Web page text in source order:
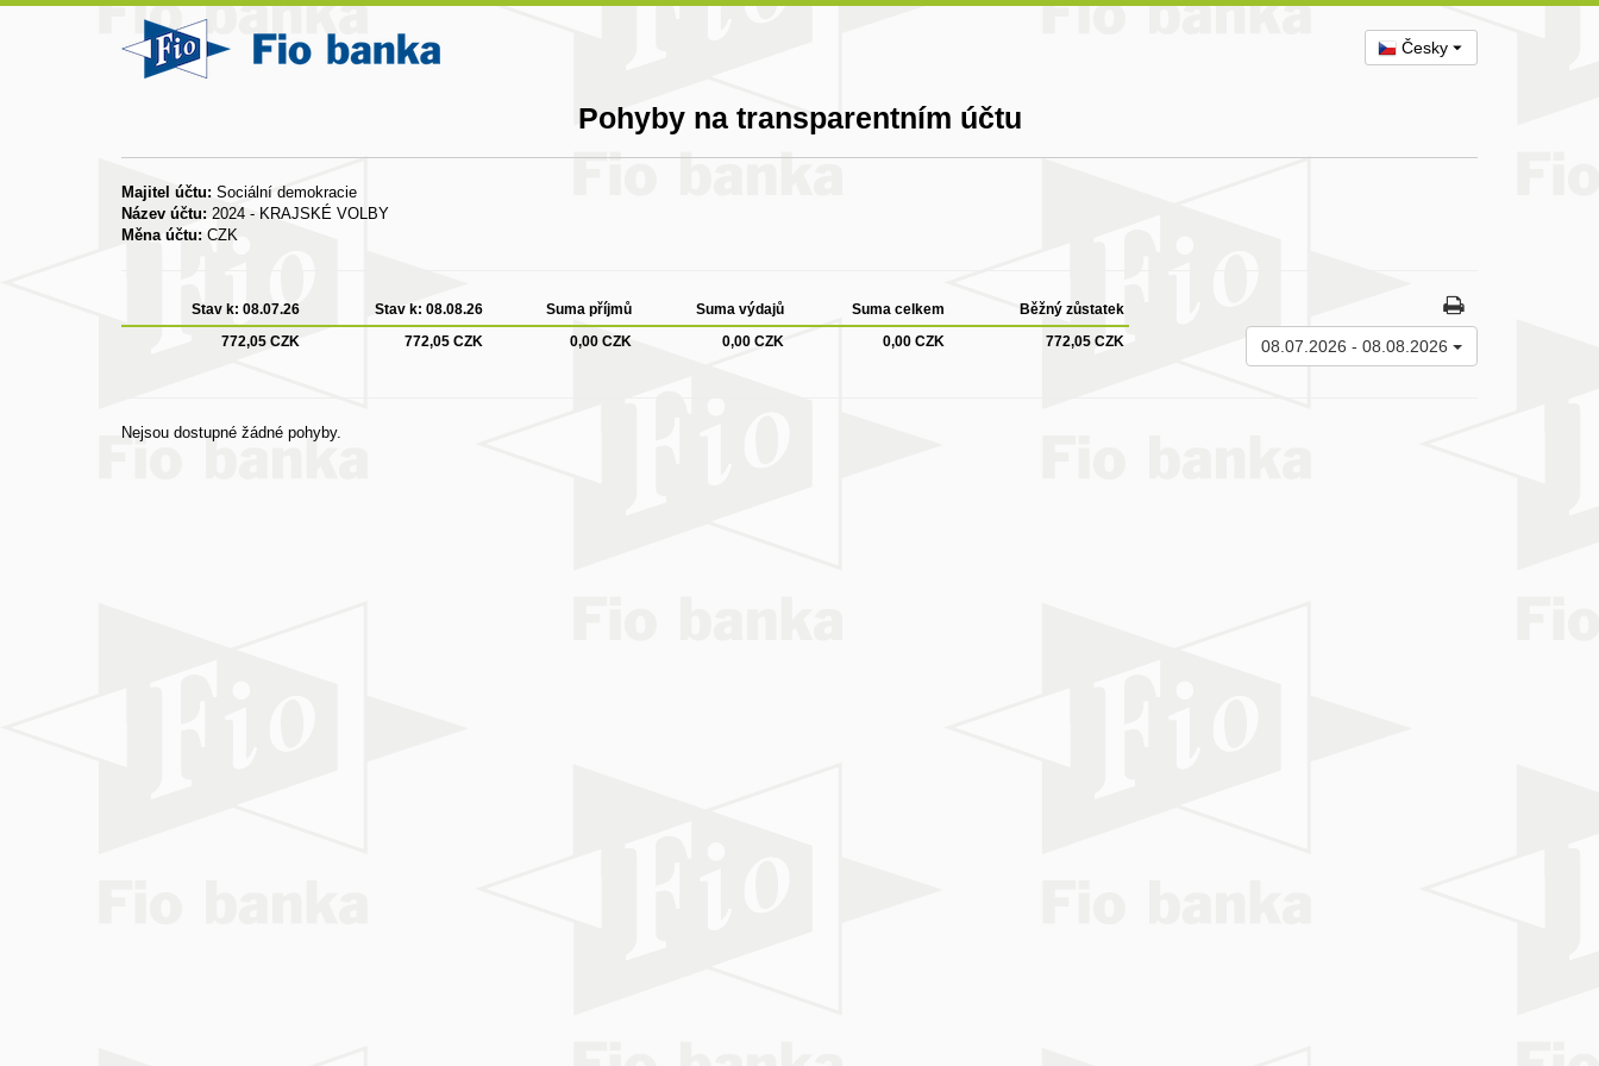
Česky
Pohyby na transparentním účtu
Majitel účtu: Sociální demokracie
Název účtu: 2024 - KRAJSKÉ VOLBY
Měna účtu: CZK
Stav k: 08.07.26 Stav k: 08.08.26 Suma příjmů Suma výdajů Suma celkem
Běžný zůstatek
772,05 CZK
772,05 CZK 0,00 CZK 0,00 CZK 0,00 CZK 772,05 CZK 08.07.2026 - 08.08.2026
Nejsou dostupné žádné pohyby.